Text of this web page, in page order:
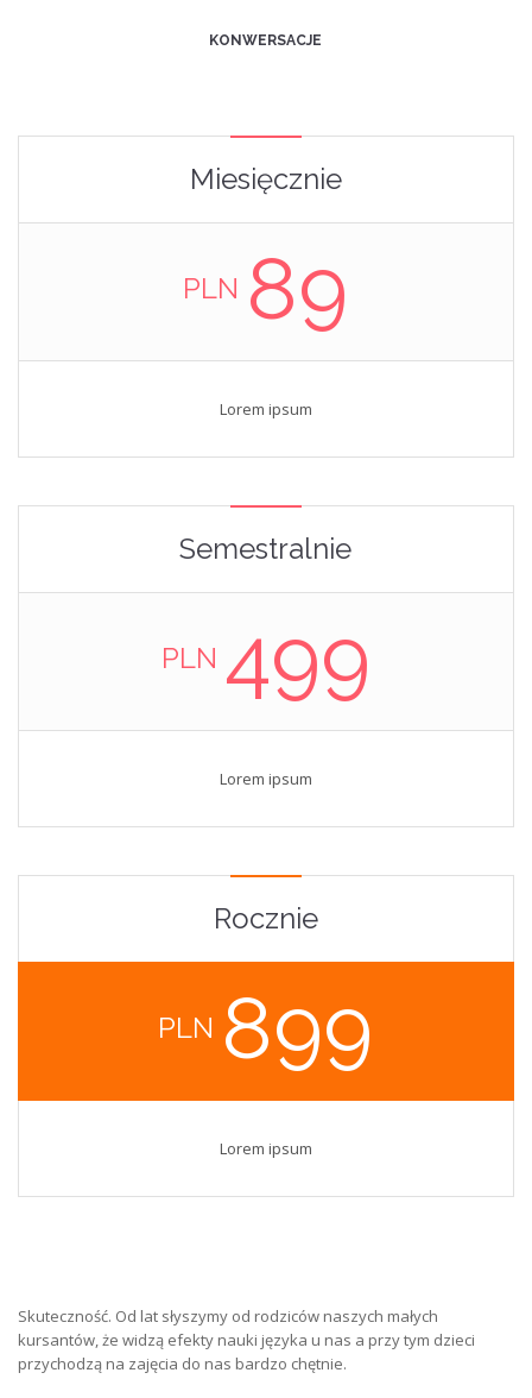
KONWERSACJE
Miesięcznie
PLN 89
Lorem ipsum
Semestralnie
PLN 499
Lorem ipsum
Rocznie
PLN 899
Lorem ipsum
Skuteczność. Od lat słyszymy od rodziców naszych małych
kursantów, że widzą efekty nauki języka u nas a przy tym dzieci
przychodzą na zajęcia do nas bardzo chętnie.